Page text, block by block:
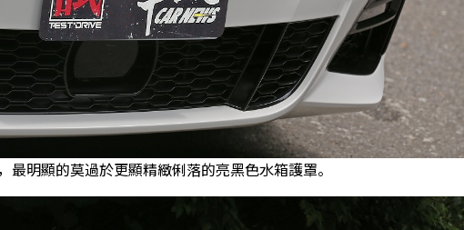
明顯的莫過於更顯精緻俐落的亮黑色水箱護罩。